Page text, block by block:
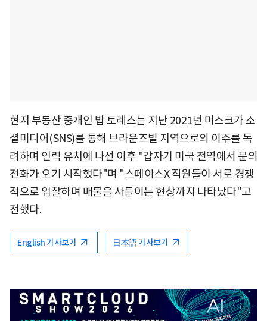
현지 부동산 중개인 밥 토레스는 지난 2021년 머스크가 소
셜미디어(SNS)를 통해 브라운즈빌 지역으로의 이주를 독
려하며 인력 유치에 나선 이후 "갑자기 미국 전역에서 문의
전화가 오기 시작했다"며 "스페이스X 직원들이 서로 경쟁
적으로 입찰하며 매물을 사들이는 현상까지 나타났다"고
전했다.
English 기사보기 日本語 기사보기